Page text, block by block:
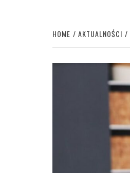
HOME AKTUALNOŚCI